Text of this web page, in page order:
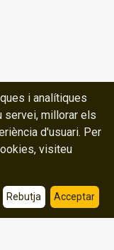
i analítiques
servei, millorar els
d'usuari. Per
visiteu
Rebutja Acceptar